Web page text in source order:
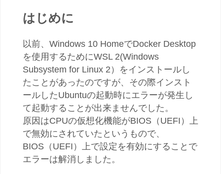
はじめに
以前、Windows 10 HomeでDocker Desktop
を使用するためにWSL 2(Windows
Subsystem for Linux 2）をインストールし
たことがあったのですが、その際インスト
ールしたUbuntuの起動時にエラーが発生し
て起動することが出来ませんでした。
原因はCPUの仮想化機能がBIOS（UEFI）上
で無効にされていたというもので、
BIOS（UEFI）上で設定を有効にすることで
エラーは解消しました。